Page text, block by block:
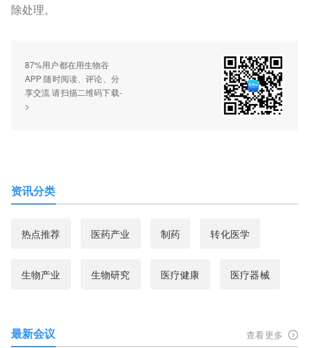
除处理。
87%用户都在用生物谷
APP 随时阅读、评论、分
享交流 请扫描二维码下载-
>
资讯分类
热点推荐 医药产业 制药 转化医学
生物产业 生物研究 医疗健康 医疗器械
最新会议 查看更多